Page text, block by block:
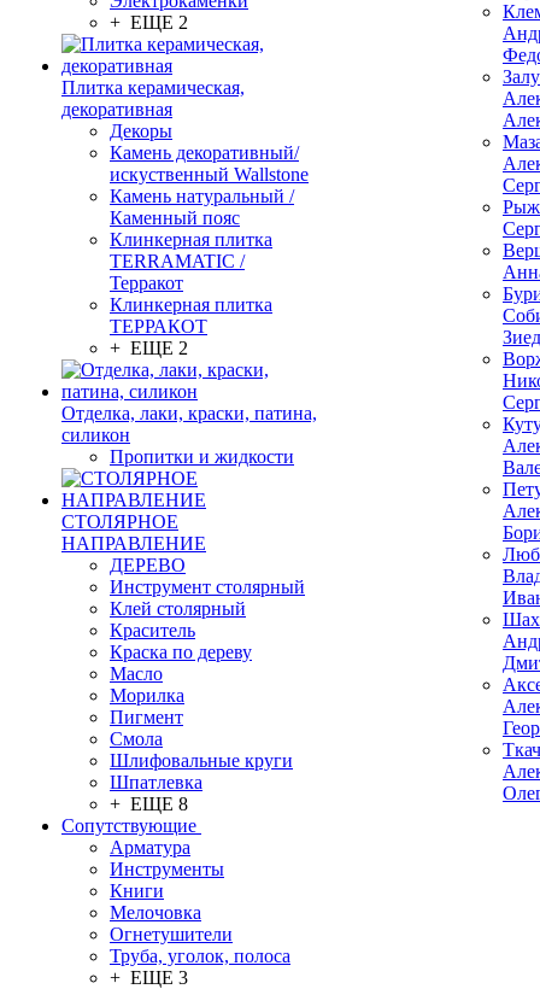
+ ЕЩЕ 2
Плитка керамическая,
декоративная
Декоры
Камень декоративный/
искуственный Wallstone
Камень натуральный /
Каменный пояс
Клинкерная плитка
TERRAMATIC /
Терракот
Клинкерная плитка
ТЕРРАКОТ
+ ЕЩЕ 2
Отделка, лаки, краски, патина,
силикон
Пропитки и жидкости
СТОЛЯРНОЕ
НАПРАВЛЕНИЕ
ДЕРЕВО
Инструмент столярный
Клей столярный
Краситель
Краска по дереву
Масло
Морилка
Пигмент
Смола
Шлифовальные круги
Шпатлевка
+ ЕЩЕ 8
Сопутствующие
Арматура
Инструменты
Книги
Мелочовка
Огнетушители
Труба, уголок, полоса
+ ЕЩЕ 3